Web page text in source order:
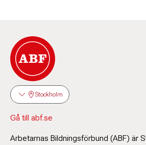
Stockholm
Gå till abf.se
Arbetarnas Bildningsförbund (ABF) är